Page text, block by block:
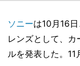
ソニーは10月16
レンズとして、
ルを発表した。11